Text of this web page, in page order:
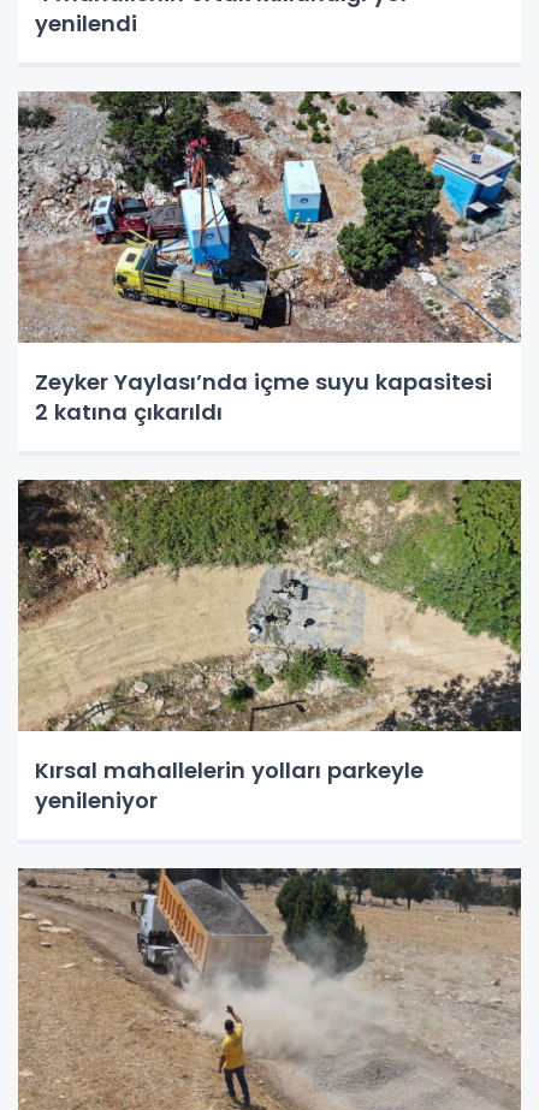
yenilendi
Zeyker Yaylası’nda içme suyu kapasitesi
2 katına çıkarıldı
Kırsal mahallelerin yolları parkeyle
yenileniyor